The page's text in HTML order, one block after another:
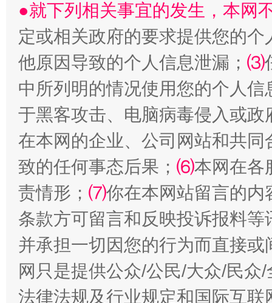
事关残疾人未来5年
规模最大的光氢储一体化项目 走
●就下列相关事宜的发生，本网
定或相关政府的要求提供您的个
他原因导致的个人信息泄漏； ⑶
中所列明的情况使用您的个人
于黑客攻击、电脑病毒侵入或
在本网的企业、公司网站和共
致的任何事态后果； ⑹本网在各
责情形； ⑺你在本网站留言的内
条款方可留言和反映投诉报料
并承担一切因您的行为而直接
网只是提供公众/公民/大众/民
法律法规及行业规定和国际互